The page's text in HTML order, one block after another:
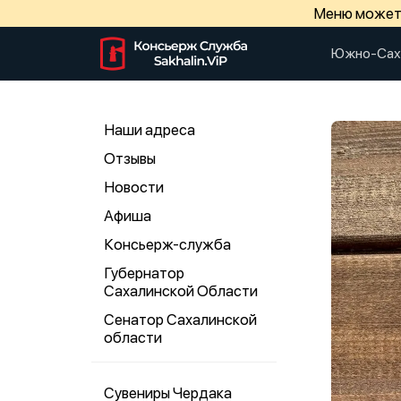
Меню может
Южно-
Наши адреса
Отзывы
Новости
Афиша
Консьерж-служба
Губернатор
Сахалинской Области
Сенатор Сахалинской
области
Сувениры Чердака